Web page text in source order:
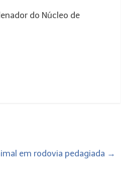
do Núcleo de
em rodovia pedagiada →